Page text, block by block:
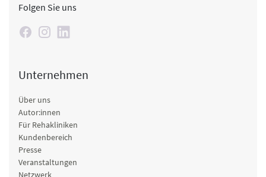
Folgen Sie uns
Unternehmen
Über uns
Autor:innen
Für Rehakliniken
Kundenbereich
Presse
Veranstaltungen
Netzwerk